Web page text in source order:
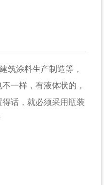
筑涂料生产制造等，
一样，有液体状的，
话，就必须采用瓶装